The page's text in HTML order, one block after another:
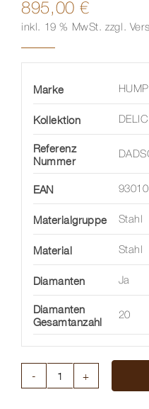
895,00€
inkl. 19 % MwSt. zzgl.
Marke
Kollektion
Referenz
Nummer
EAN
Materialgruppe Stahl
Material Stahl
Diamanten Ja
Diamanten
Gesamtanzahl
20